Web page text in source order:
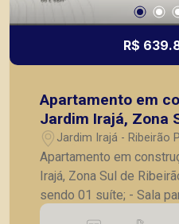
R$
Apartamento em
Jardim Irajá, Zona
Preto/SP;
Jardim Irajá - Ribeirão
Apartamento em
Irajá, Zona Sul de Ribeirão Preto/
sendo 01 suíte; - Sala
Varanda gourmet; -